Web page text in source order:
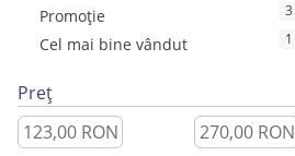
Promoție 3
Cel mai bine vândut 1
Preț